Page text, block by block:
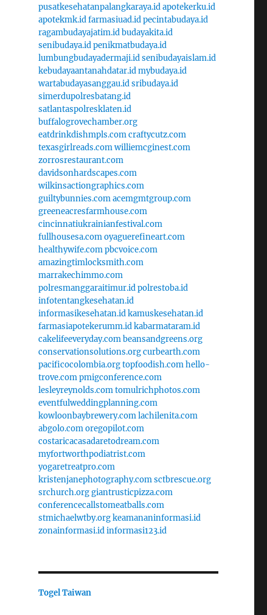
pusatkesehatanpalangkaraya.idapotekerku.id
apotekmk.idfarmasiuad.idpecintabudaya.id
ragambudayajatim.idbudayakita.id
senibudaya.idpenikmatbudaya.id
lumbungbudayadermaji.idsenibudayaislam.id
kebudayaantanahdatar.idmybudaya.id
wartabudayasanggau.idsribudaya.id
simerdupolresbatang.id
satlantaspolresklaten.id
buffalogrovechamber.org
eatdrinkdishmpls.comcraftycutz.com
texasgirlreads.comwilliemcginest.com
zorrosrestaurant.com
davidsonhardscapes.com
wilkinsactiongraphics.com
guiltybunnies.comacemgmtgroup.com
greeneacresfarmhouse.com
cincinnatiukrainianfestival.com
fullhousesa.comoyaguerefineart.com
healthywife.compbcvoice.com
amazingtimlocksmith.com
marrakechimmo.com
polresmanggaraitimur.idpolrestoba.id
infotentangkesehatan.id
informasikesehatan.idkamuskesehatan.id
farmasiapotekerumm.idkabarmataram.id
cakelifeeveryday.combeansandgreens.org
conservationsolutions.orgcurbearth.com
pacificocolombia.orgtopfoodish.comhello-
trove.compmigconference.com
lesleyreynolds.comtomulrichphotos.com
eventfulweddingplanning.com
kowloonbaybrewery.comlachilenita.com
abgolo.comoregopilot.com
costaricacasadaretodream.com
myfortworthpodiatrist.com
yogaretreatpro.com
kristenjanephotography.comsctbrescue.org
srchurch.orggiantrusticpizza.com
conferencecallstomeatballs.com
stmichaelwtby.orgkeamananinformasi.id
zonainformasi.idinformasi123.id
Togel Taiwan